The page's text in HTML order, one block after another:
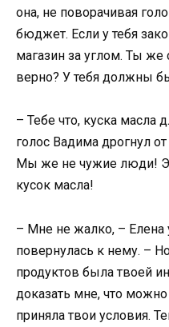
она, не поворачивая
бюджет. Если у тебя
магазин за углом. Ты же
верно? У тебя должны
– Тебе что, куска масла
голос Вадима дрогнул
Мы же не чужие люди!
кусок масла!
– Мне не жалко, – Елена
повернулась к нему. –
продуктов была твоей
доказать мне, что можно
приняла твои условия.